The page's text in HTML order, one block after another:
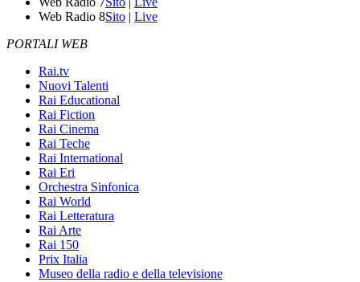
Web Radio 8Sito | Live
PORTALI WEB
Rai.tv
Nuovi Talenti
Rai Educational
Rai Fiction
Rai Cinema
Rai Teche
Rai International
Rai Eri
Orchestra Sinfonica
Rai World
Rai Letteratura
Rai Arte
Rai 150
Prix Italia
Museo della radio e della televisione